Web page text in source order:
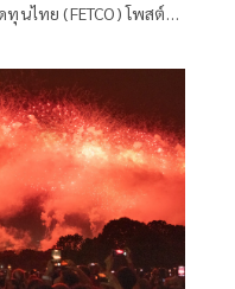
นไทย (FETCO) โพสต์